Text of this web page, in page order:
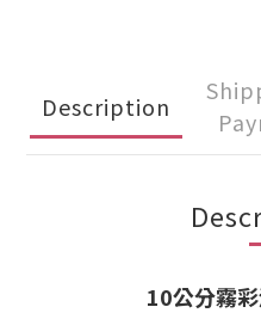
Description
10公分霧